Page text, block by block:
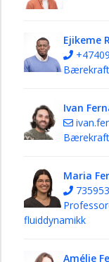
Ejikeme
Ivan
Maria
fluiddynamikk
Amélie